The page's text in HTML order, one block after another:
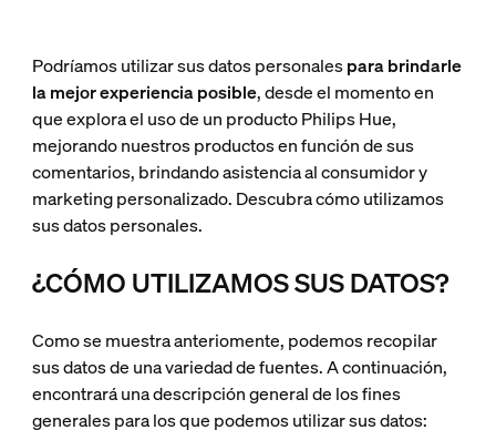
Podríamos utilizar sus datos personalespara brindarle
la mejor experiencia posible, desde el momento en
que explora el uso de un producto Philips Hue,
mejorando nuestros productos en función de sus
comentarios, brindando asistencia al consumidor y
marketing personalizado. Descubra cómo utilizamos
sus datos personales.
¿CÓMO UTILIZAMOS SUS DATOS?
Como se muestra anteriomente, podemos recopilar
sus datos de una variedad de fuentes. A continuación,
encontrará una descripción general de los fines
generales para los que podemos utilizar sus datos: